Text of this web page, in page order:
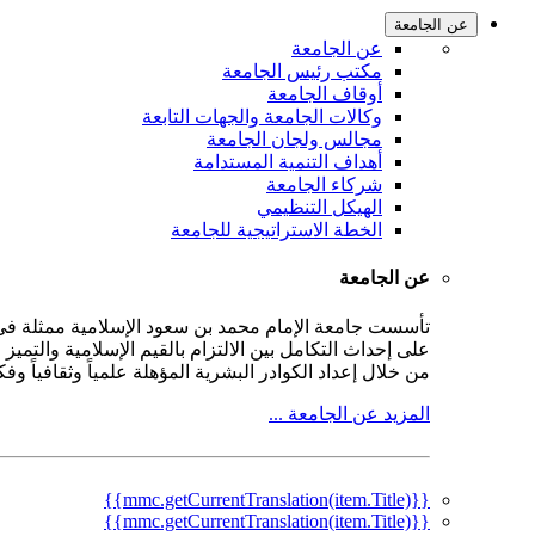
عن الجامعة
عن الجامعة
مكتب رئيس الجامعة
أوقاف الجامعة
وكالات الجامعة والجهات التابعة
مجالس ولجان الجامعة
أهداف التنمية المستدامة
شركاء الجامعة
الهيكل التنظيمي
الخطة الاستراتيجية للجامعة
عن الجامعة
على إحداث التكامل بين الالتزام بالقيم الإسلامية
من خلال إعداد الكوادر البشرية المؤهلة علمياً وثقافياً
المزيد عن الجامعة ...
{{mmc.getCurrentTranslation(item.Title)}}
{{mmc.getCurrentTranslation(item.Title)}}